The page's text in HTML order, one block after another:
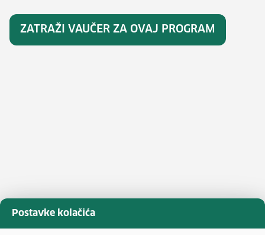
Postavke kolačića
ZATRAŽI VAUČER ZA OVAJ PROGRAM